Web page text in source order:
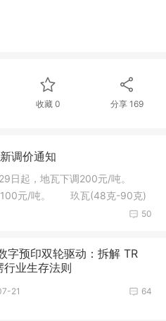
收藏 0 分享 169
调价通知
日起，地瓦下调200元/吨。
100元/吨。 玖瓦(48克-90克)
50
字预印双轮驱动：拆解 TR
行业生存法则
64
21